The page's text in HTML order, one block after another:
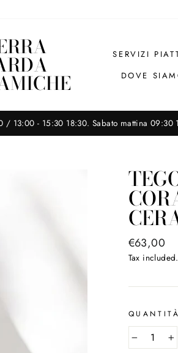
SERVIZI
DOVE
Metti
13:00 - 15:30 18:30. Sabato mattina 09:30
Regular
price
€63,00
Tax
QUANTITÀ
− +